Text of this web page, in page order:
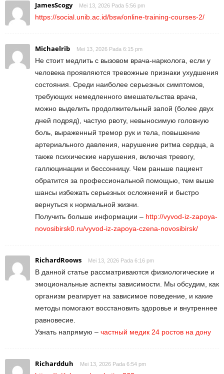
JamesScogy Mei 13, 2026 Pada 5:56 pm
https://social.unib.ac.id/bsw/online-training-courses-2/
Michaelrib Mei 13, 2026 Pada 6:15 pm
Не стоит медлить с вызовом врача-нарколога, если у
человека проявляются тревожные признаки ухудшения
состояния. Среди наиболее серьезных симптомов,
требующих немедленного вмешательства врача,
можно выделить продолжительный запой (более двух
дней подряд), частую рвоту, невыносимую головную
боль, выраженный тремор рук и тела, повышение
артериального давления, нарушение ритма сердца, а
также психические нарушения, включая тревогу,
галлюцинации и бессонницу. Чем раньше пациент
обратится за профессиональной помощью, тем выше
шансы избежать серьезных осложнений и быстро
вернуться к нормальной жизни.
Получить больше информации – http://vyvod-iz-zapoya-
novosibirsk0.ru/vyvod-iz-zapoya-czena-novosibirsk/
RichardRoows Mei 13, 2026 Pada 6:16 pm
В данной статье рассматриваются физиологические и
эмоциональные аспекты зависимости. Мы обсудим, как
организм реагирует на зависимое поведение, и какие
методы помогают восстановить здоровье и внутреннее
равновесие.
Узнать напрямую – частный медик 24 ростов на дону
Richardduh Mei 13, 2026 Pada 6:54 pm